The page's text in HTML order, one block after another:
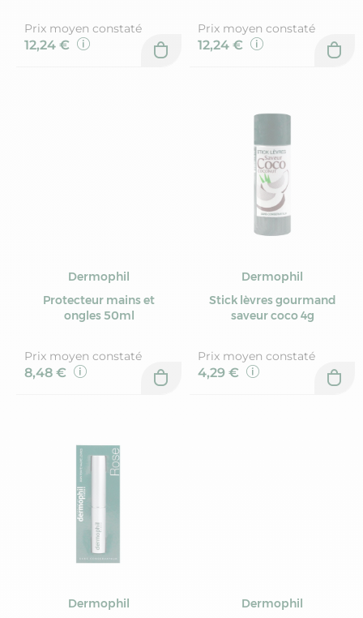
Prix moyen constaté
12,24 €
Prix moyen constaté
12,24 €
Dermophil
Protecteur mains et
ongles 50ml
Prix moyen constaté
8,48 €
Dermophil
Stick lèvres gourmand
saveur coco 4g
Prix moyen constaté
4,29 €
Dermophil
Dermophil